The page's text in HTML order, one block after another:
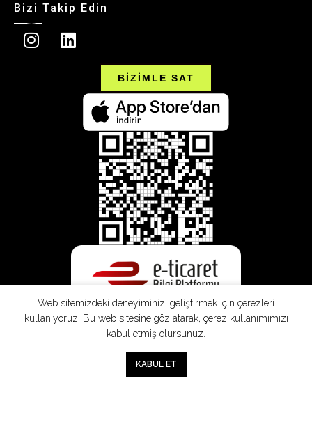
Bizi Takip Edin
BİZİMLE SAT
Web sitemizdeki deneyiminizi geliştirmek için çerezleri
kullanıyoruz. Bu web sitesine göz atarak, çerez kullanımımızı
kabul etmiş olursunuz.
KABUL ET
Sepet